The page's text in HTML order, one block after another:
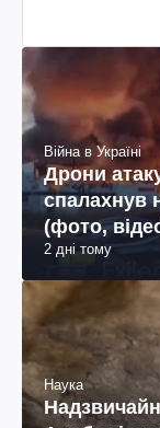
Війна в Україні
Дрони
спалахнув
(фото,
2 дні тому
Наука